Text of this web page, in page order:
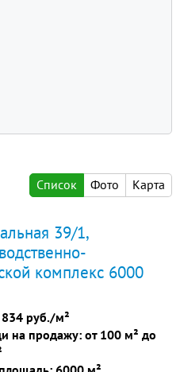
Список
Фото Карта
39/1,
комплекс 6000
руб./м²
на продажу: от 100 м² до